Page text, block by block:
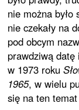
nie można
nie czekały na
pod obcym
prawdziwą datę
w 1973 roku
1965, w wielu
się na ten